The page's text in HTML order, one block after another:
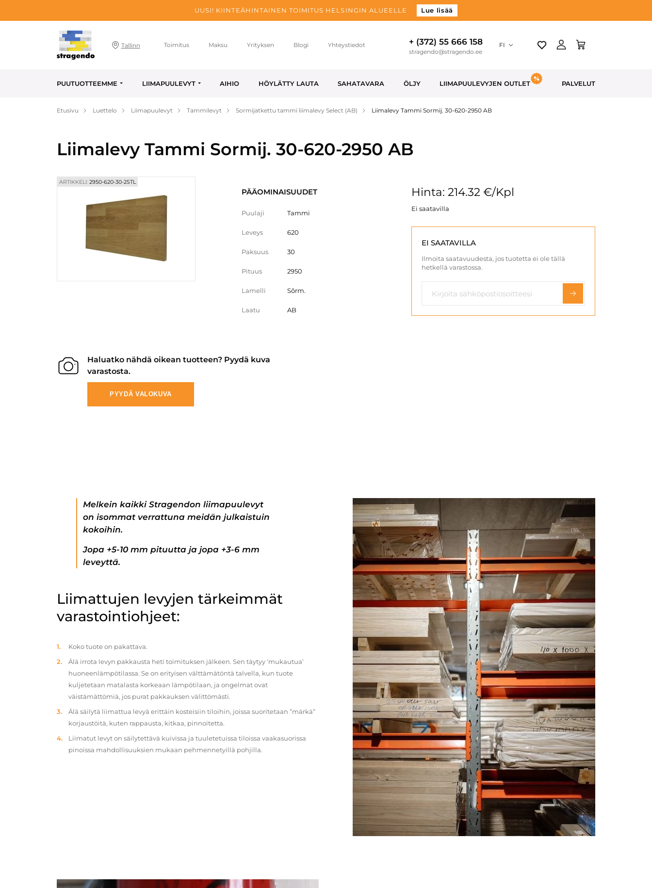
UUSI! KIINTEÄHINTAINEN TOIMITUS HELSINGIN ALUEELLE Lue lisää
Tallinn Toimitus Maksu Yrityksen Blogi Yhteystiedot + (372) 55 666 158
stragendo@stragendo.ee
FI
PUUTUOTTEEMME LIIMAPUULEVYT AIHIO HÖYLÄTTY LAUTA SAHATAVARA ÖLJY LIIMAPUULEVYJEN OUTLET PALVELUT
Etusivu Luettelo Liimapuulevyt Tammilevyt Sormijatkettu tammi liimalevy Select (AB) Liimalevy Tammi Sormij. 30-620-2950 AB
Liimalevy Tammi Sormij. 30-620-2950 AB
ARTIKKELI: 2950-620-30-2STL
PÄÄOMINAISUUDET
Puulaji Tammi
Leveys 620
Paksuus 30
Pituus 2950
Lamelli Sõrm.
Laatu AB
Hinta: 214.32 €/Kpl
Ei saatavilla
EI SAATAVILLA
Ilmoita saatavuudesta, jos tuotetta ei ole tällä
hetkellä varastossa.
Haluatko nähdä oikean tuotteen? Pyydä kuva
varastosta.
PYYDÄ VALOKUVA
Melkein kaikki Stragendon liimapuulevyt
on isommat verrattuna meidän julkaistuin
kokoihin.
Jopa +5-10 mm pituutta ja jopa +3-6 mm
leveyttä.
Liimattujen levyjen tärkeimmät
varastointiohjeet:
Koko tuote on pakattava.
Älä irrota levyn pakkausta heti toimituksen jälkeen. Sen täytyy ‘mukautua’
huoneenlämpötilassa. Se on erityisen välttämätöntä talvella, kun tuote
kuljetetaan matalasta korkeaan lämpötilaan, ja ongelmat ovat
väistämättömiä, jos purat pakkauksen välittömästi.
Älä säilytä liimattua levyä erittäin kosteisiin tiloihin, joissa suoritetaan ”märkä”
korjaustöitä, kuten rappausta, kitkaa, pinnoitetta.
Liimatut levyt on säilytettävä kuivissa ja tuuletetuissa tiloissa vaakasuorissa
pinoissa mahdollisuuksien mukaan pehmennetyillä pohjilla.